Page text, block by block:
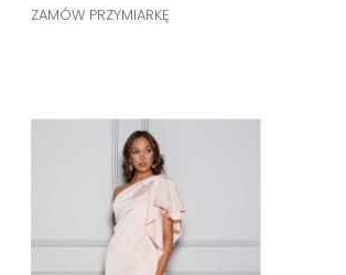
ZAMÓW PRZYMIARKĘ